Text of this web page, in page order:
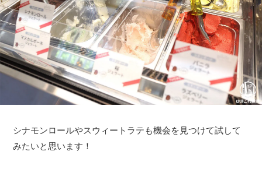
シナモンロールやスウィートラテも機会を見つけて試して
みたいと思います！